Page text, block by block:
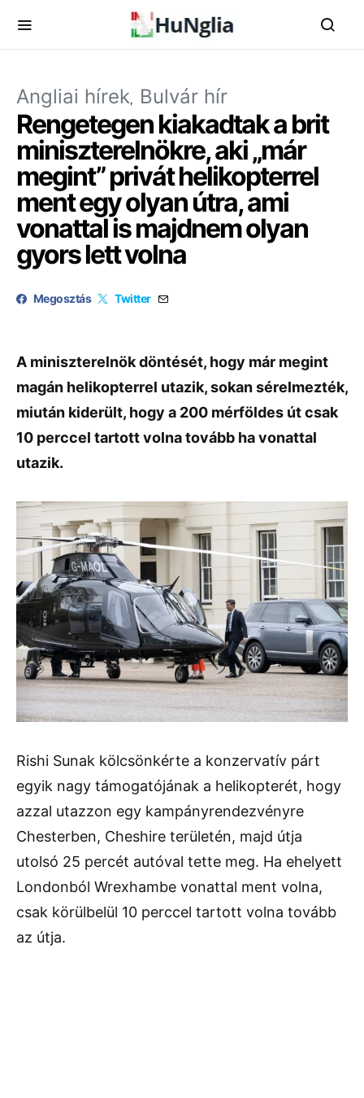
Angliai hírek Bulvár hír
Rengetegen kiakadtak a brit
miniszterelnökre, aki „már
megint” privát helikopterrel
ment egy olyan útra, ami
vonattal is majdnem olyan
gyors lett volna
Megosztás Twitter
A miniszterelnök döntését, hogy már megint
magán helikopterrel utazik, sokan sérelmezték,
miután kiderült, hogy a 200 mérföldes út csak
10 perccel tartott volna tovább ha vonattal
utazik.
Rishi Sunak kölcsönkérte a konzervatív párt
egyik nagy támogatójának a helikopterét, hogy
azzal utazzon egy kampányrendezvényre
Chesterben, Cheshire területén, majd útja
utolsó 25 percét autóval tette meg. Ha ehelyett
Londonból Wrexhambe vonattal ment volna,
csak körülbelül 10 perccel tartott volna tovább
az útja.